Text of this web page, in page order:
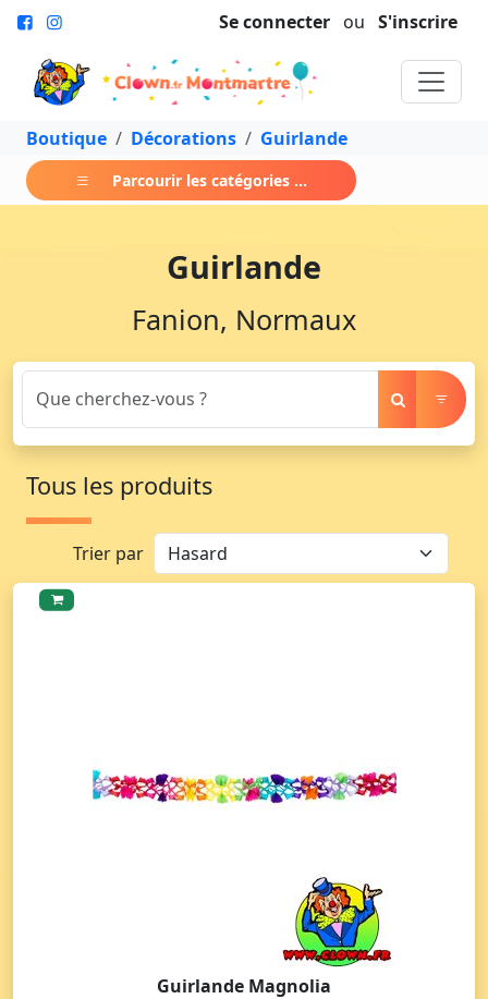
Se connecter ou S'inscrire
Boutique Décorations Guirlande
Parcourir les catégories ...
Guirlande
Fanion, Normaux
Tous les produits
Trier par
Guirlande Magnolia